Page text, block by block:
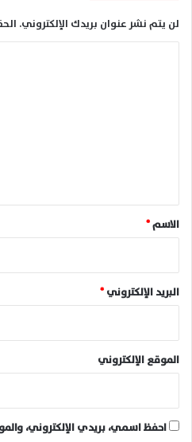
لن يتم نشر عنوان بريدك الإلكتروني.
*
الاسم*
البريد الإلكتروني*
الموقع الإلكتروني
احفظ اسمي، بريدي الإلكتروني،